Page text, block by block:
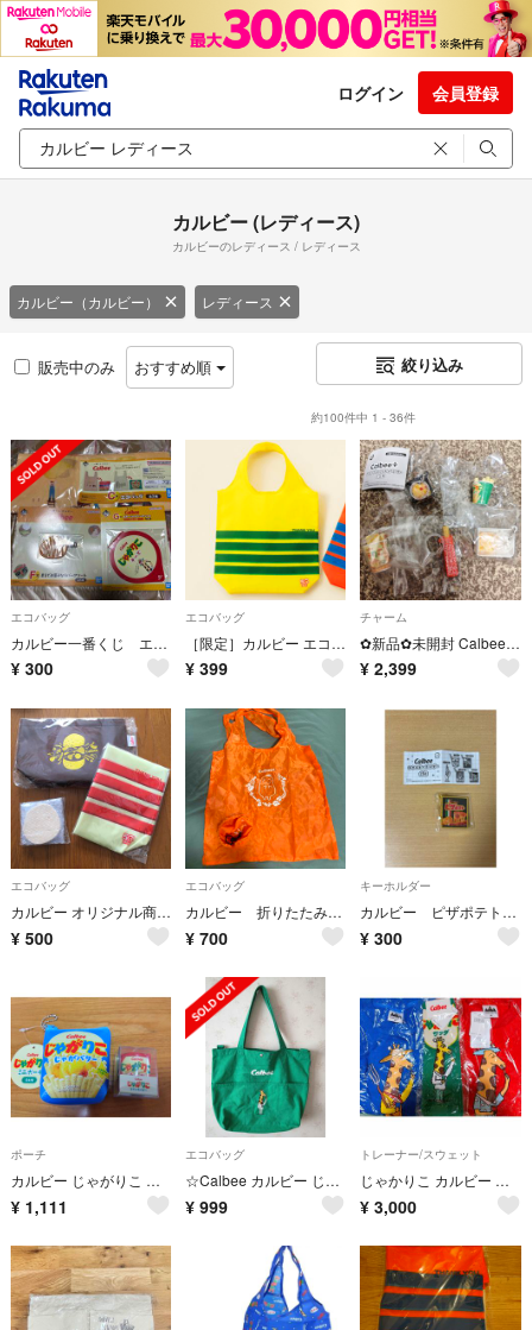
ログイン 会員登録
カルビー (レディース)
カルビーのレディース / レディース
カルビー（カルビー） レディース
販売中のみ おすすめ順 絞り込み
約100件中 1 - 36件
エコバッグ
カルビー一番くじ エコバッグ、ダイカット付箋、ヘアクリップ
¥ 300
エコバッグ
［限定］カルビー エコバッグ ポテトチップス50周年記念 非売品 のりしお
¥ 399
チャーム
✿新品✿未開封 Calbee カルビー プラス ミニチュアマーカー ５種 コンプ
¥ 2,399
エコバッグ
カルビー オリジナル商品 3点
¥ 500
エコバッグ
カルビー 折りたたみエコバッグ オレンジ
¥ 700
キーホルダー
カルビー ピザポテト メタルキーホルダー
¥ 300
ポーチ
カルビー じゃがりこ ミニポーチ＆コインホルダー セット
¥ 1,111
エコバッグ
☆Calbee カルビー じゃがりこ トートバッグ グリーン☆
¥ 999
トレーナー/スウェット
じゃかりこ カルビー トレーナー 靴下
¥ 3,000